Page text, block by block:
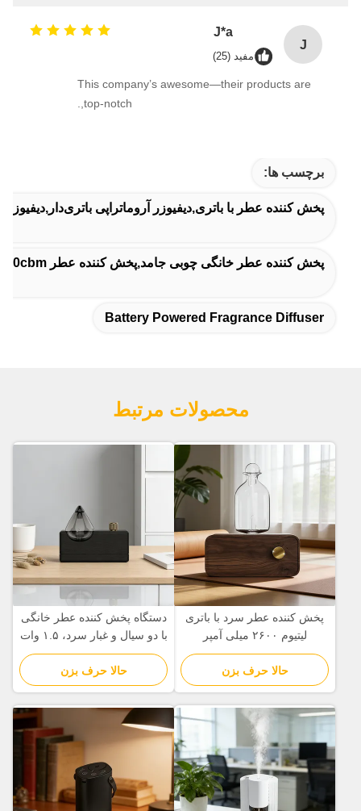
J
J*a
مفید (25)
This company’s awesome—their products are
top-notch,.
برچسب ها:
پخش کننده عطر با باتری,دیفیوزر آروماتراپی باتری‌دار,دیفیوزر
پخش کننده عطر خانگی چوبی جامد,پخش کننده عطر 100cbm پوشش
Battery Powered Fragrance Diffuser
محصولات مرتبط
پخش کننده عطر سرد با باتری
لیتیوم ۲۶۰۰ میلی آمپر
حالا حرف بزن
دستگاه پخش کننده عطر خانگی
با دو سیال و غبار سرد، ۱.۵ وات
با سیستم زمان‌بندی چهار حالته
حالا حرف بزن